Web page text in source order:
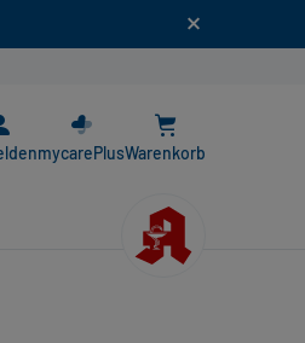
mycarePlusWarenkorb